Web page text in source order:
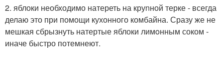
2. яблоки необходимо натереть на круnной терке - всегда
делаю это при помощи кухонного комбайна. Сразу же не
мешкая сбрызнуть натертые яблоки лимoнным соком -
иначе быстро потемнеют.